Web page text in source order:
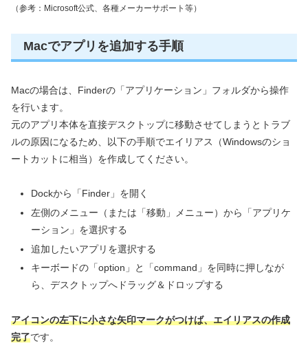
（参考：Microsoft公式、各種メーカーサポート等）
Macでアプリを追加する手順
Macの場合は、Finderの「アプリケーション」フォルダから操作
を行います。
元のアプリ本体を直接デスクトップに移動させてしまうとトラブ
ルの原因になるため、以下の手順でエイリアス（Windowsのショ
ートカットに相当）を作成してください。
Dockから「Finder」を開く
左側のメニュー（または「移動」メニュー）から「アプリケ
ーション」を選択する
追加したいアプリを選択する
キーボードの「option」と「command」を同時に押しなが
ら、デスクトップへドラッグ＆ドロップする
アイコンの左下に小さな矢印マークがつけば、エイリアスの作成
完了です。